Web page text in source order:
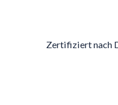
Zertifiziert nach